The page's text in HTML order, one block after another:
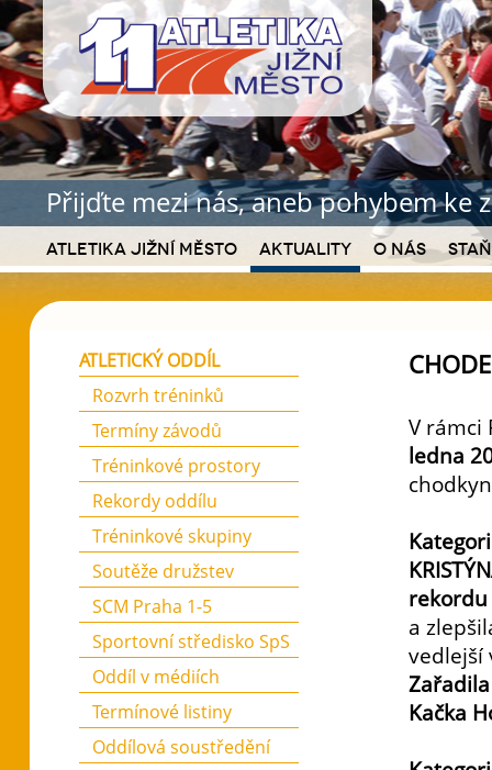
Přijďte mezi nás, aneb pohybem ke
Atletika Jižní Město Aktuality O nás
V rámci
ledna
rekordu
a
vedlejší
Kačka
ATLETICKÝ ODDÍL
Rozvrh tréninků
Termíny závodů
Tréninkové prostory
Rekordy oddílu
Tréninkové skupiny
Soutěže družstev
SCM Praha 1-5
Sportovní středisko SpS
Oddíl v médiích
Termínové listiny
Oddílová soustředění